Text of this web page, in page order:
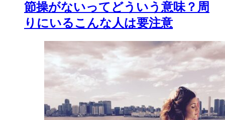
節操がないってどういう意味？周
りにいるこんな人は要注意